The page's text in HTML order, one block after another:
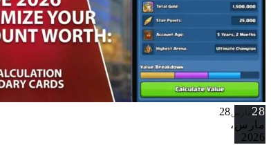
28مارس28
مارس،
2026